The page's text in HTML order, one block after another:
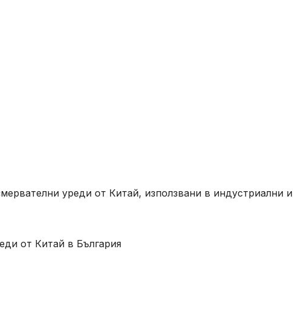
уреди от Китай, използвани в индустриални и
от Китай в България